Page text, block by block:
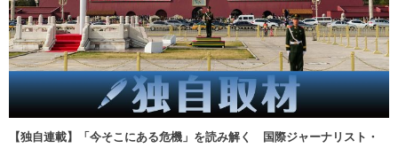
【独自連載】「今そこにある危機」を読み解く 国際ジャーナリスト・